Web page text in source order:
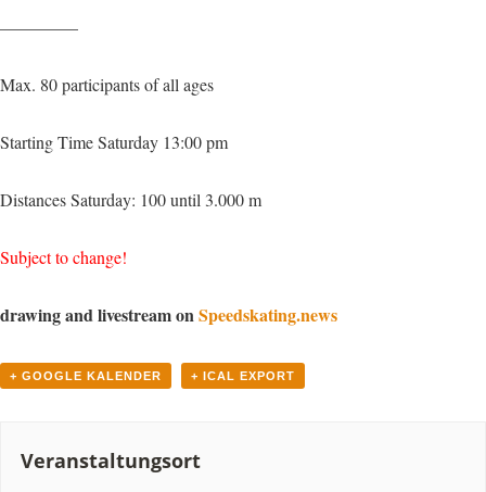
————–
Max. 80 participants of all ages
Starting Time Saturday 13:00 pm
Distances Saturday: 100 until 3.000 m
Subject to change!
drawing and livestream onSpeedskating.news
+ GOOGLE KALENDER + ICAL EXPORT
Veranstaltungsort